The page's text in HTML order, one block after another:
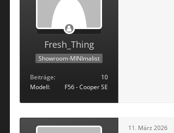
Fresh_Thing
Showroom-MINImalist
Beiträge
10
Modell
F56 - Cooper SE
11. März 2026